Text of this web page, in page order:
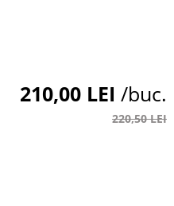
210,00 LEI /buc.
220,50 LEI